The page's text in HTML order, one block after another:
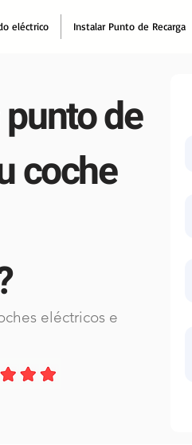
eléctrico Instalar Punto de Recarga
de
coche
eléctricos e